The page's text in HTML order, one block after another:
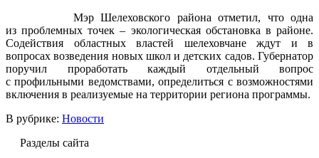
Мэр Шелеховского района отметил, что одна
из проблемных точек – экологическая обстановка в районе.
Содействия областных властей шелеховчане ждут и в
вопросах возведения новых школ и детских садов. Губернатор
поручил проработать каждый отдельный вопрос
с профильными ведомствами, определиться с возможностями
включения в реализуемые на территории региона программы.
В рубрике: Новости
Разделы сайта